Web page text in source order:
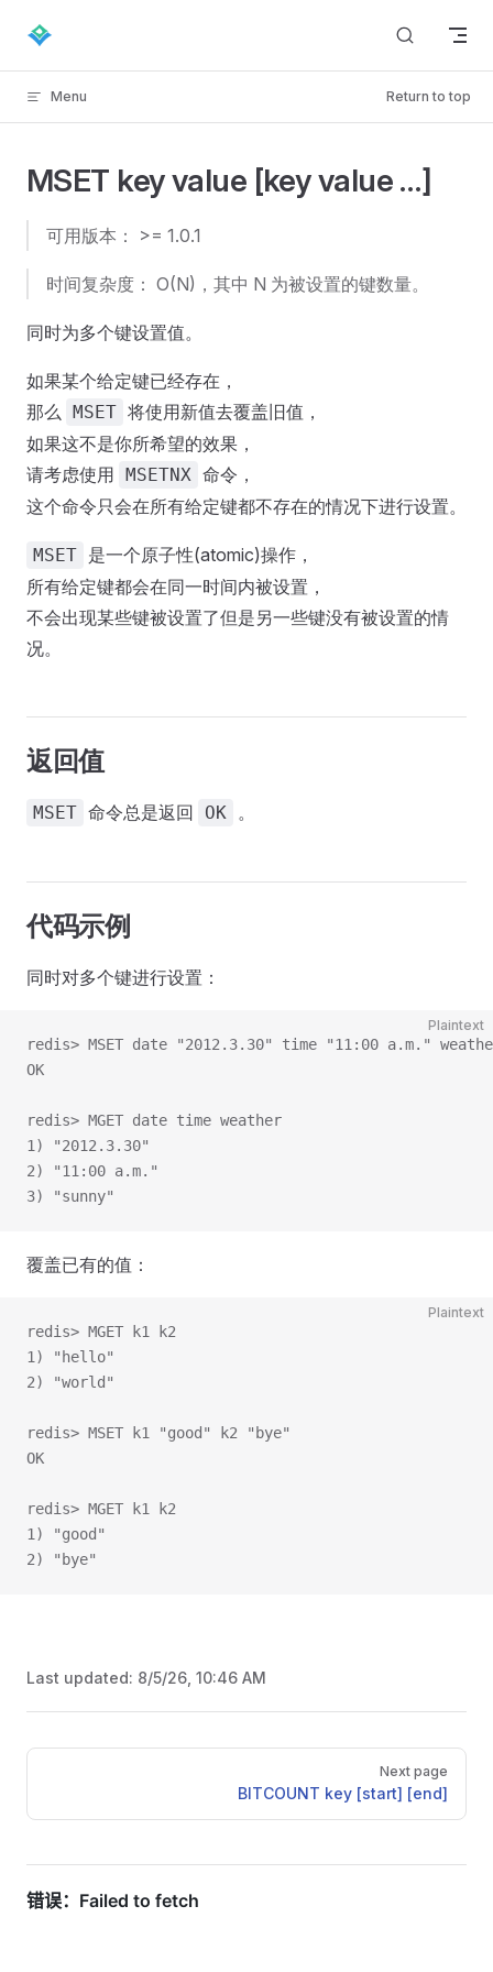
Skip to content
Menu Return to top
MSET key value [key value …]
可用版本： >= 1.0.1
时间复杂度： O(N)，其中 N 为被设置的键数量。
同时为多个键设置值。
如果某个给定键已经存在，
那么 MSET 将使用新值去覆盖旧值，
如果这不是你所希望的效果，
请考虑使用 MSETNX 命令，
这个命令只会在所有给定键都不存在的情况下进行设置。
MSET 是一个原子性(atomic)操作，
所有给定键都会在同一时间内被设置，
不会出现某些键被设置了但是另一些键没有被设置的情
况。
返回值
MSET 命令总是返回 OK 。
代码示例
同时对多个键进行设置：
Plaintext
redis> MSET date "2012.3.30" time "11:00 a.m."
OK
redis> MGET date time weather
1) "2012.3.30"
2) "11:00 a.m."
3) "sunny"
覆盖已有的值：
Plaintext
redis> MGET k1 k2
1) "hello"
2) "world"
redis> MSET k1 "good" k2 "bye"
OK
redis> MGET k1 k2
1) "good"
2) "bye"
Last updated: 8/5/26, 10:46 AM
Pager
Next page
BITCOUNT key [start] [end]